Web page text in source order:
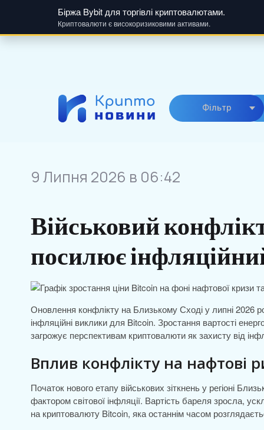
Біржа Bybit для торгівлі криптовалютами.
Криптовалюти є високоризиковими активами.
Фiльтр
9 Липня 2026 в 06:42
Військовий
посилює
Оновлення конфлікту на Близькому Сході у липні 2026
інфляційні виклики для Bitcoin. Зростання вартості
загрожує перспективам криптовалюти як захисту від
Вплив конфлікту на нафтові
Початок нового етапу військових зіткнень у регіоні
фактором світової інфляції. Вартість бареля зросла,
на криптовалюту Bitcoin, яка останнім часом